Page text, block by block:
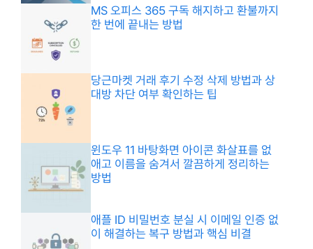
MS 오피스 365 구독 해지하고 환불까지
한 번에 끝내는 방법
당근마켓 거래 후기 수정 삭제 방법과 상
대방 차단 여부 확인하는 팁
윈도우 11 바탕화면 아이콘 화살표를 없
애고 이름을 숨겨서 깔끔하게 정리하는
방법
애플 ID 비밀번호 분실 시 이메일 인증 없
이 해결하는 복구 방법과 핵심 비결